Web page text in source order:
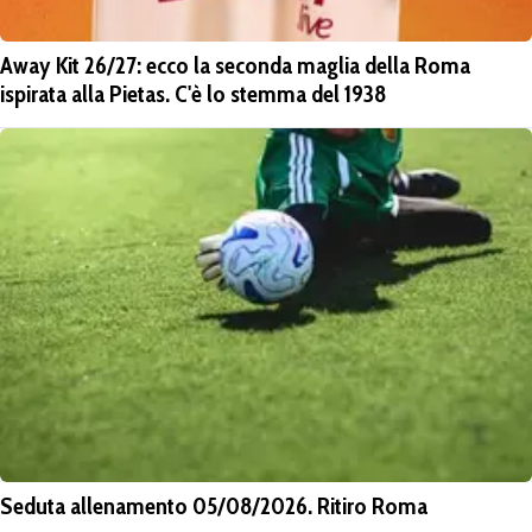
Away Kit 26/27: ecco la seconda maglia della Roma
ispirata alla Pietas. C'è lo stemma del 1938
Seduta allenamento 05/08/2026. Ritiro Roma